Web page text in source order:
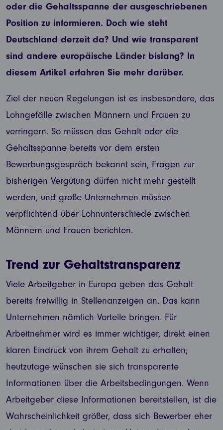
oder die Gehaltsspanne der ausgeschriebenen
Position zu informieren. Doch wie steht
Deutschland derzeit da? Und wie transparent
sind andere europäische Länder bislang? In
diesem Artikel erfahren Sie mehr darüber.
Ziel der neuen Regelungen ist es insbesondere, das
Lohngefälle zwischen Männern und Frauen zu
verringern. So müssen das Gehalt oder die
Gehaltsspanne bereits vor dem ersten
Bewerbungsgespräch bekannt sein, Fragen zur
bisherigen Vergütung dürfen nicht mehr gestellt
werden, und große Unternehmen müssen
verpflichtend über Lohnunterschiede zwischen
Männern und Frauen berichten.
Trend zur Gehaltstransparenz
Viele Arbeitgeber in Europa geben das Gehalt
bereits freiwillig in Stellenanzeigen an. Das kann
Unternehmen nämlich Vorteile bringen. Für
Arbeitnehmer wird es immer wichtiger, direkt einen
klaren Eindruck von ihrem Gehalt zu erhalten;
heutzutage wünschen sie sich transparente
Informationen über die Arbeitsbedingungen. Wenn
Arbeitgeber diese Informationen bereitstellen, ist die
Wahrscheinlichkeit größer, dass sich Bewerber eher